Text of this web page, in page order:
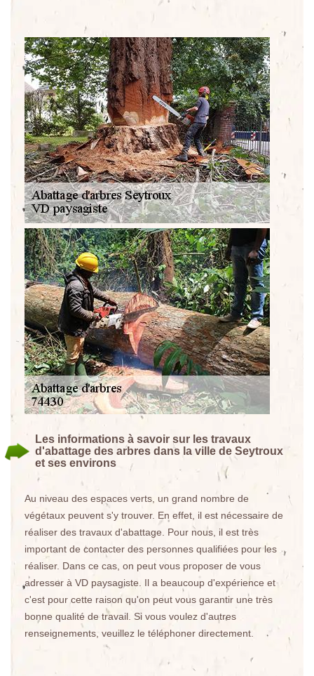
Les informations à savoir sur les travaux
d'abattage des arbres dans la ville de Seytroux
et ses environs
Au niveau des espaces verts, un grand nombre de
végétaux peuvent s'y trouver. En effet, il est nécessaire de
réaliser des travaux d'abattage. Pour nous, il est très
important de contacter des personnes qualifiées pour les
réaliser. Dans ce cas, on peut vous proposer de vous
adresser à VD paysagiste. Il a beaucoup d'expérience et
c'est pour cette raison qu'on peut vous garantir une très
bonne qualité de travail. Si vous voulez d'autres
renseignements, veuillez le téléphoner directement.